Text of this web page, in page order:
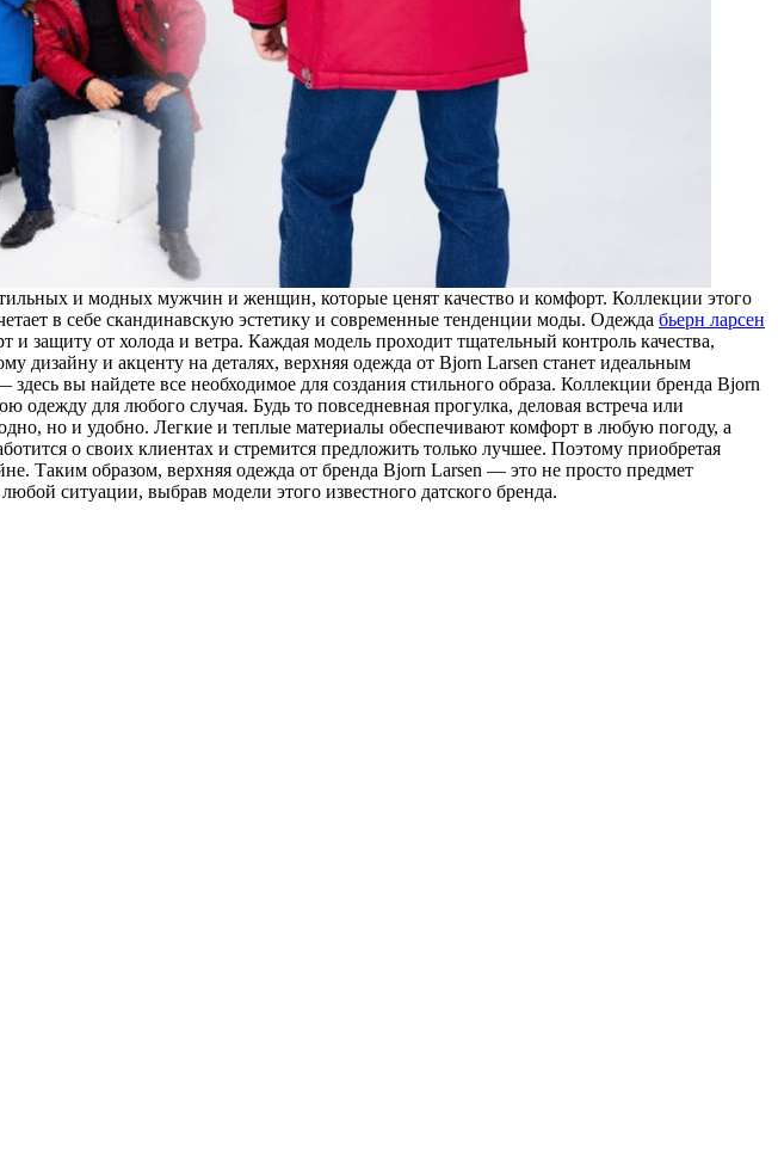
и модных мужчин и женщин, которые ценят качество и комфорт. Коллекции этого
в себе скандинавскую эстетику и современные тенденции моды. Одежда бьерн ларсен
защиту от холода и ветра. Каждая модель проходит тщательный контроль качества,
дизайну и акценту на деталях, верхняя одежда от Bjorn Larsen станет идеальным
вы найдете все необходимое для создания стильного образа. Коллекции бренда Bjorn
одежду для любого случая. Будь то повседневная прогулка, деловая встреча или
но и удобно. Легкие и теплые материалы обеспечивают комфорт в любую погоду, а
о своих клиентах и стремится предложить только лучшее. Поэтому приобретая
Таким образом, верхняя одежда от бренда Bjorn Larsen — это не просто предмет
ситуации, выбрав модели этого известного датского бренда.